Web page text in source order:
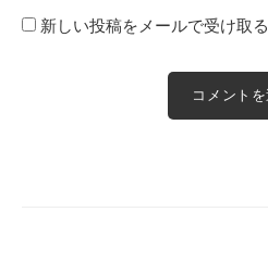
新しい投稿をメールで受け取る